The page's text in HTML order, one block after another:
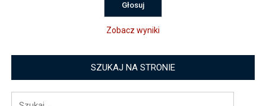
Zobacz wyniki
SZUKAJ NA STRONIE